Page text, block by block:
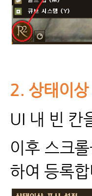
2. 상태이
UI 내 빈 칸
이후 스크
하여 등록